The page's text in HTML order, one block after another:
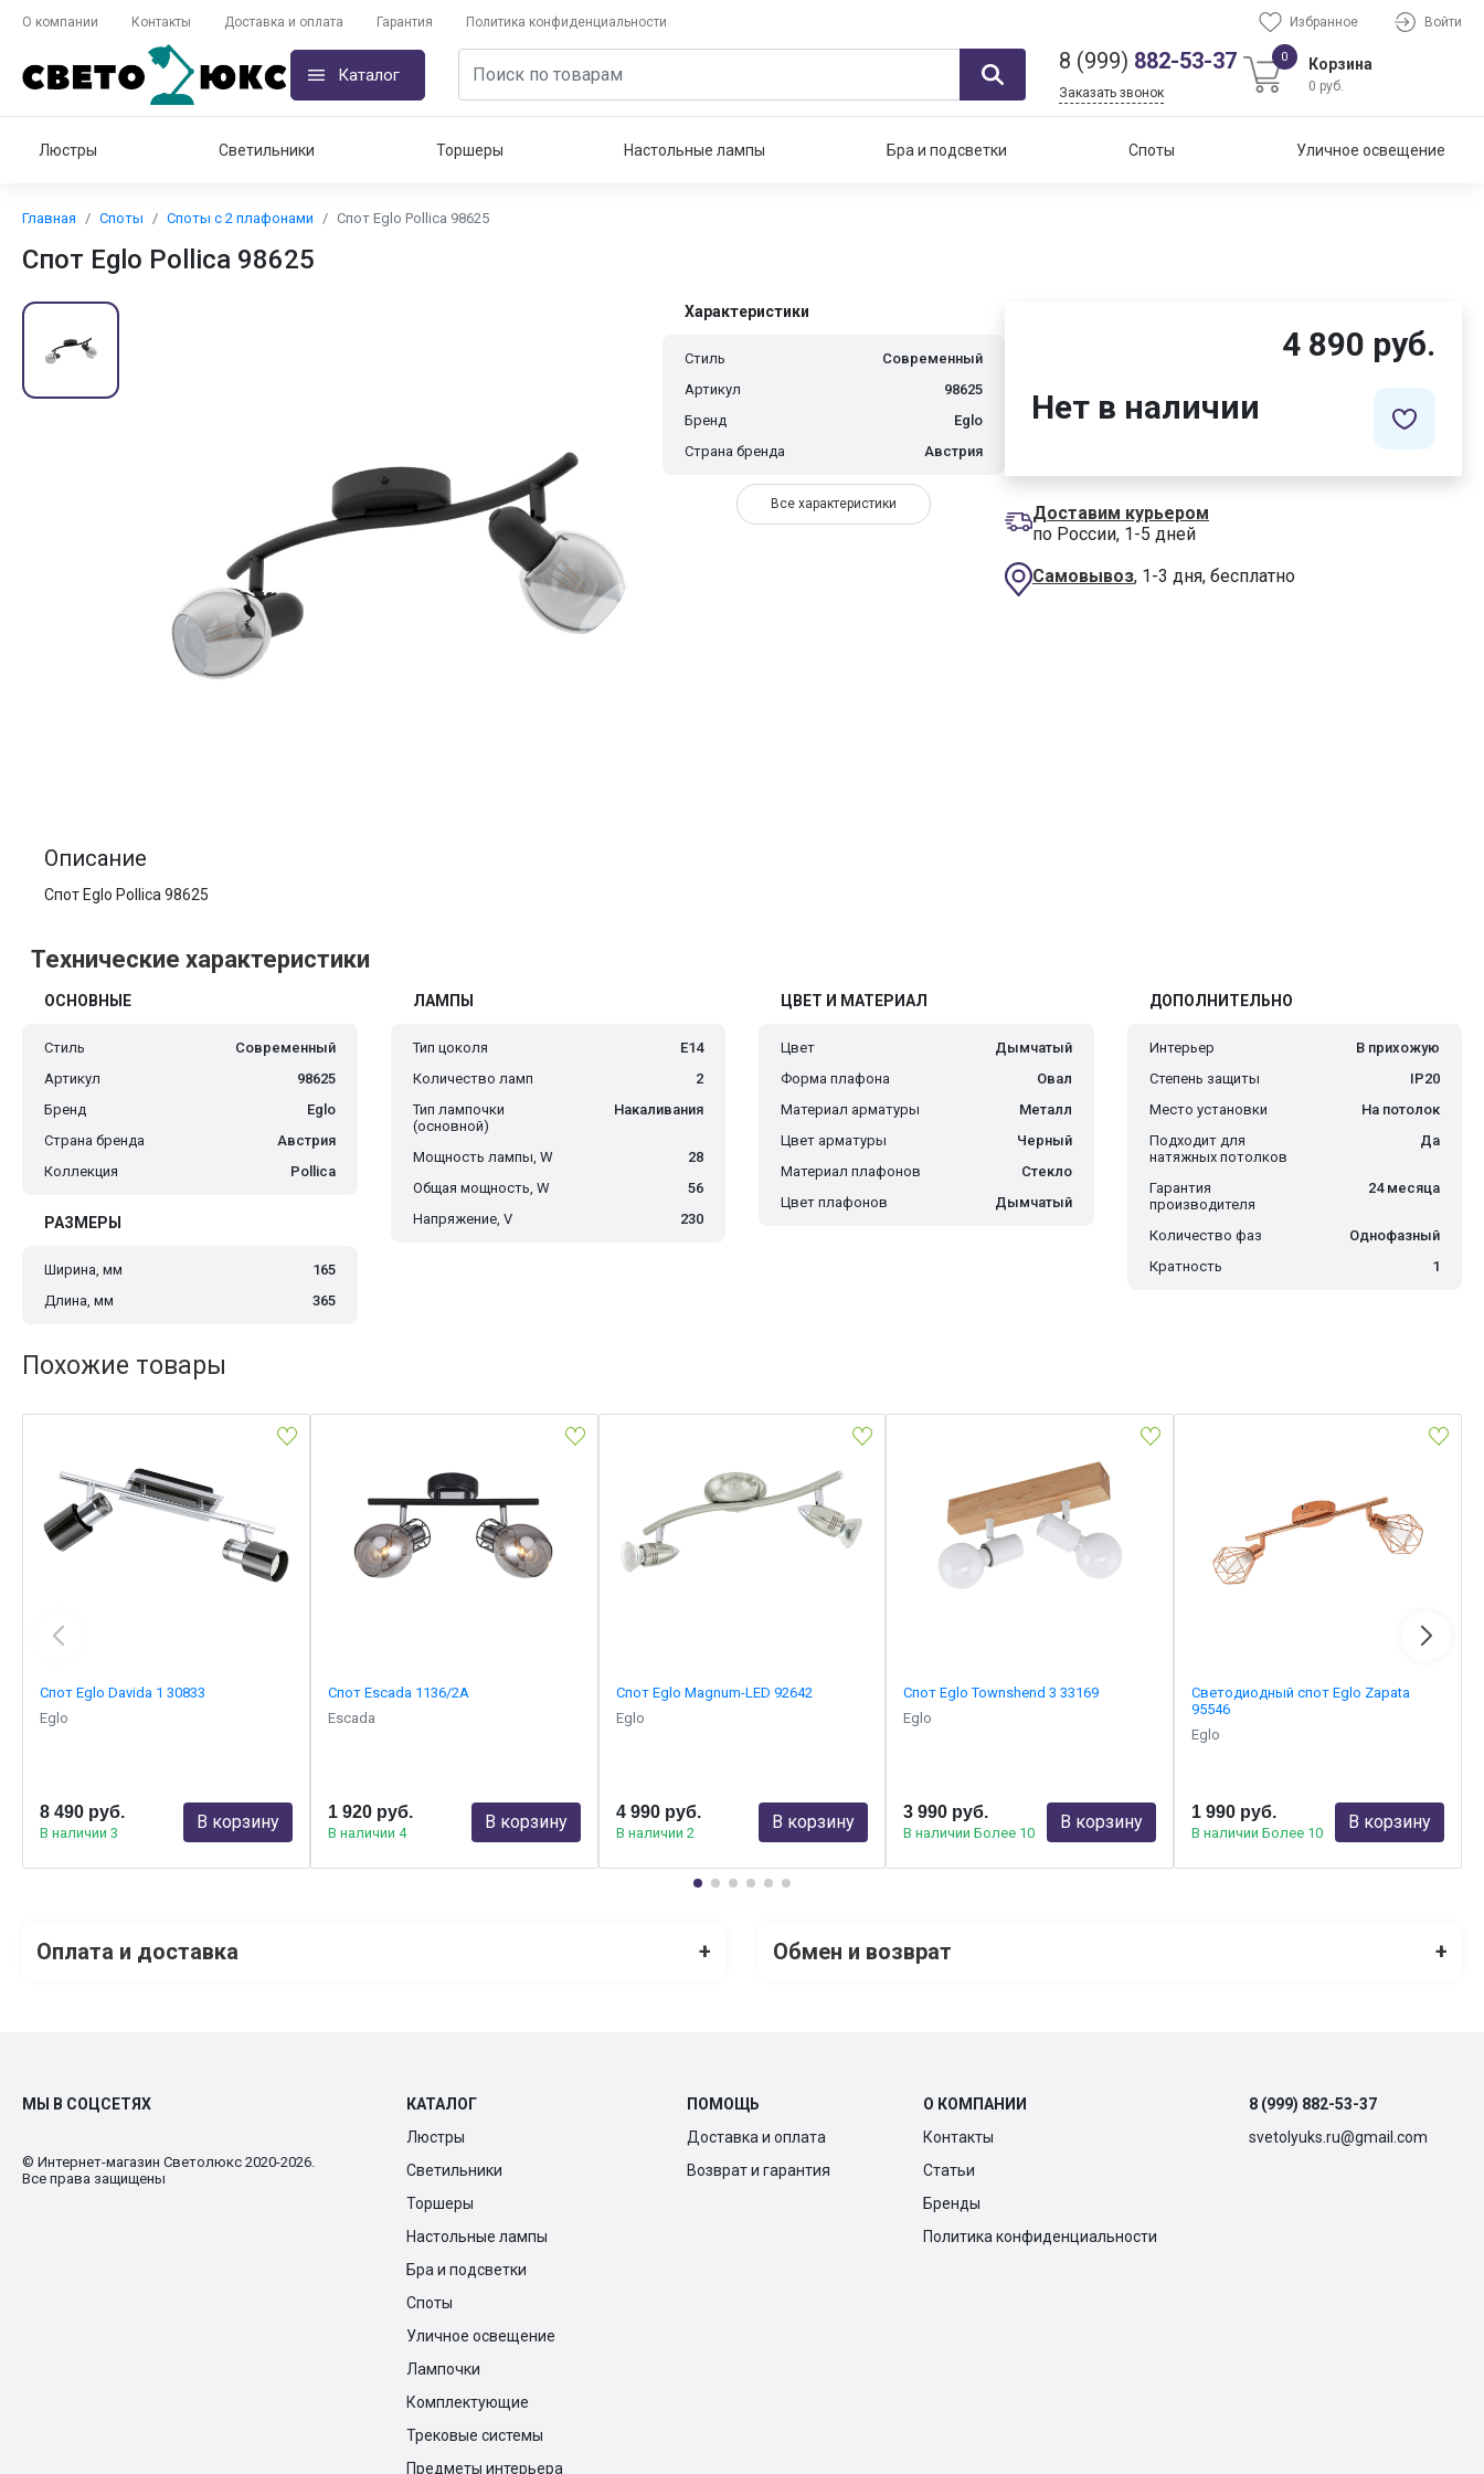
О компании Контакты Доставка и оплата Гарантия Политика конфиденциальности Избранное Войти
Каталог
8 (999) 882-53-37
Заказать звонок
0 Корзина
0 руб.
Люстры Светильники Торшеры Настольные лампы Бра и подсветки Споты Уличное освещение
Главная Споты Споты с 2 плафонами Спот Eglo Pollica 98625
Спот Eglo Pollica 98625
Характеристики
Стиль
Современный
Артикул
98625
Бренд
Eglo
Страна бренда
Австрия
Все характеристики
4 890 руб.
Нет в наличии
Доставим курьером
по России, 1-5 дней
Самовывоз, 1-3 дня, бесплатно
Описание
Спот Eglo Pollica 98625
Технические характеристики
ОСНОВНЫЕ
Стиль
Современный
Артикул
98625
Бренд
Eglo
Страна бренда
Австрия
Коллекция
Pollica
РАЗМЕРЫ
Ширина, мм
165
Длина, мм
365
ЛАМПЫ
Тип цоколя
E14
Количество ламп
2
Тип лампочки
(основной)
Накаливания
Мощность лампы, W
28
Общая мощность, W
56
Напряжение, V
230
ЦВЕТ И МАТЕРИАЛ
Цвет
Дымчатый
Форма плафона
Овал
Материал арматуры
Металл
Цвет арматуры
Черный
Материал плафонов
Стекло
Цвет плафонов
Дымчатый
ДОПОЛНИТЕЛЬНО
Интерьер
В прихожую
Степень защиты
IP20
Место установки
На потолок
Подходит для
натяжных потолков
Да
Гарантия
производителя
24 месяца
Количество фаз
Однофазный
Кратность
1
Похожие товары
Спот Eglo Davida 1 30833
Eglo
8 490 руб.
В наличии 3
В корзину
Спот Escada 1136/2A
Escada
1 920 руб.
В наличии 4
В корзину
Спот Eglo Magnum-LED 92642
Eglo
4 990 руб.
В наличии 2
В корзину
Спот Eglo Townshend 3 33169
Eglo
3 990 руб.
В наличии Более 10
В корзину
Светодиодный спот Eglo Zapata
95546
Eglo
1 990 руб.
В наличии Более 10
В корзину
Оплата и доставка + Обмен и возврат +
МЫ В СОЦСЕТЯХ
© Интернет-магазин Cветолюкс 2020-2026.
Все права защищены
КАТАЛОГ
Люстры
Светильники
Торшеры
Настольные лампы
Бра и подсветки
Споты
Уличное освещение
Лампочки
Комплектующие
Трековые системы
Предметы интерьера
ПОМОЩЬ
Доставка и оплата
Возврат и гарантия
О КОМПАНИИ
Контакты
Статьи
Бренды
Политика конфиденциальности
8 (999) 882-53-37
svetolyuks.ru@gmail.com